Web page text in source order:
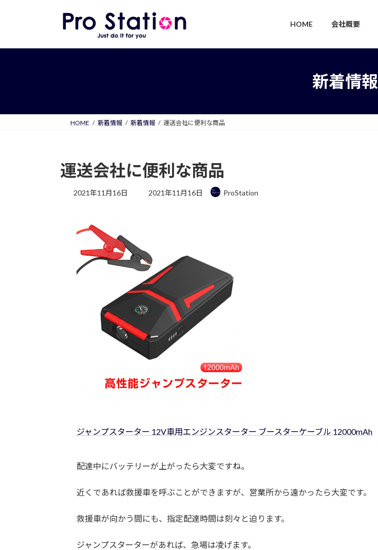
プ
動
HOME 会社概要
新着情報
HOME 新着情報 新着情報 運送会社に便利な商品
運送会社に便利な商品
2021年11月16日
最
:
2021年11月16日 ProStation
ジャンプスターター 12V車用エンジンスターター ブースターケーブル 12000mAh
配達中にバッテリーが上がったら大変ですね。
近くであれば救援車を呼ぶことができますが、営業所から遠かったら大変です。
救援車が向かう間にも、指定配達時間は刻々と迫ります。
ジャンプスターターがあれば、急場は凌げます。